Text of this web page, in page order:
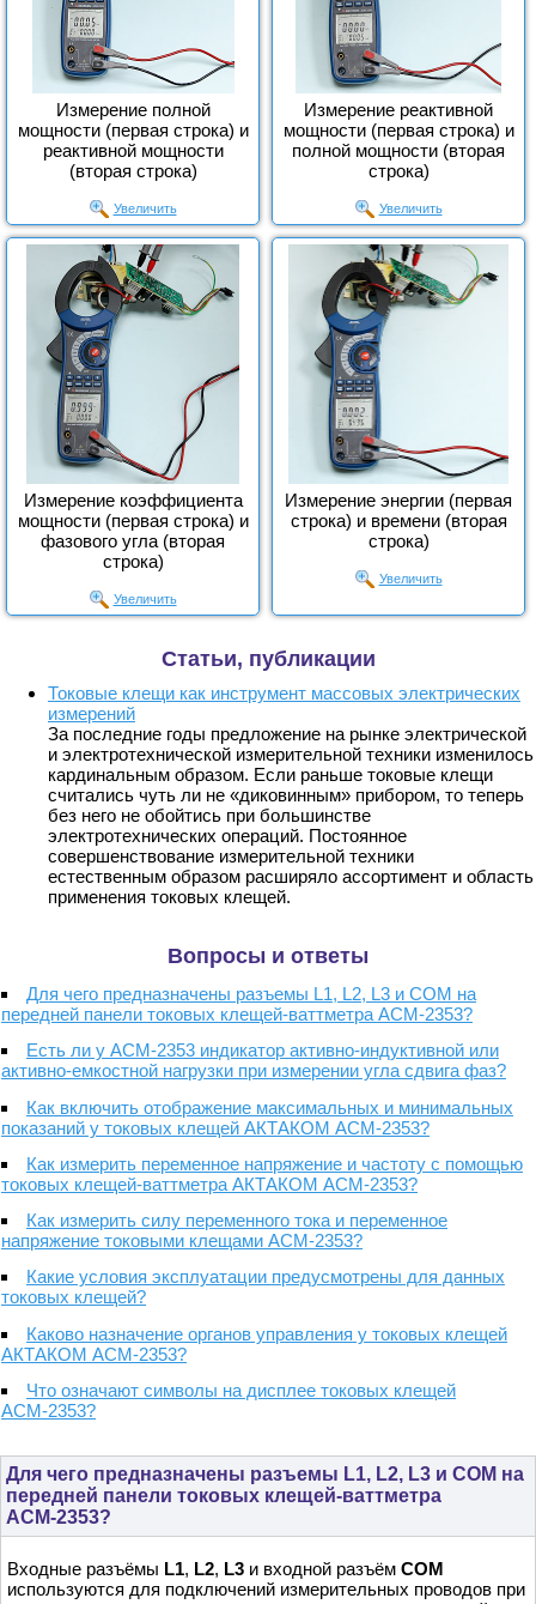
Измерение полной
мощности (первая строка) и
реактивной мощности
(вторая строка)
Увеличить
Измерение реактивной
мощности (первая строка) и
полной мощности (вторая
строка)
Увеличить
Измерение коэффициента
мощности (первая строка) и
фазового угла (вторая
строка)
Увеличить
Измерение энергии (первая
строка) и времени (вторая
строка)
Увеличить
Статьи, публикации
Токовые клещи как инструмент массовых электрических
измерений
За последние годы предложение на рынке электрической
и электротехнической измерительной техники изменилось
кардинальным образом. Если раньше токовые клещи
считались чуть ли не «диковинным» прибором, то теперь
без него не обойтись при большинстве
электротехнических операций. Постоянное
совершенствование измерительной техники
естественным образом расширяло ассортимент и область
применения токовых клещей.
Вопросы и ответы
Для чего предназначены разъемы L1, L2, L3 и COM на
передней панели токовых клещей-ваттметра АСМ-2353?
Есть ли у АСМ-2353 индикатор активно-индуктивной или
активно-емкостной нагрузки при измерении угла сдвига фаз?
Как включить отображение максимальных и минимальных
показаний у токовых клещей АКТАКОМ АСМ-2353?
Как измерить переменное напряжение и частоту с помощью
токовых клещей-ваттметра АКТАКОМ АСМ-2353?
Как измерить силу переменного тока и переменное
напряжение токовыми клещами АСМ-2353?
Какие условия эксплуатации предусмотрены для данных
токовых клещей?
Каково назначение органов управления у токовых клещей
АКТАКОМ АСМ-2353?
Что означают символы на дисплее токовых клещей
АСМ-2353?
Для чего предназначены разъемы L1, L2, L3 и COM на
передней панели токовых клещей-ваттметра
АСМ-2353?
Входные разъёмы L1, L2, L3 и входной разъём COM
используются для подключений измерительных проводов при